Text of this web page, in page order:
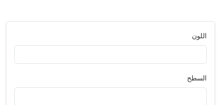
اللون
السطح